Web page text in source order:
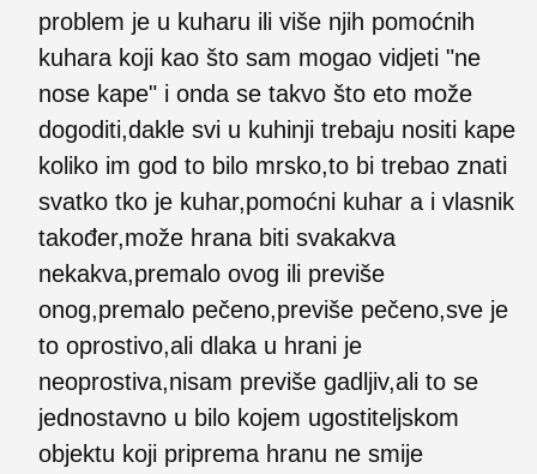
problem je u kuharu ili više njih pomoćnih
kuhara koji kao što sam mogao vidjeti "ne
nose kape" i onda se takvo što eto može
dogoditi,dakle svi u kuhinji trebaju nositi kape
koliko im god to bilo mrsko,to bi trebao znati
svatko tko je kuhar,pomoćni kuhar a i vlasnik
također,može hrana biti svakakva
nekakva,premalo ovog ili previše
onog,premalo pečeno,previše pečeno,sve je
to oprostivo,ali dlaka u hrani je
neoprostiva,nisam previše gadljiv,ali to se
jednostavno u bilo kojem ugostiteljskom
objektu koji priprema hranu ne smije